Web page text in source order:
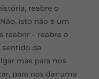
reabre o
isto não é um
reabrir – reabre o
sentido da
mas para nos
para nos dar uma